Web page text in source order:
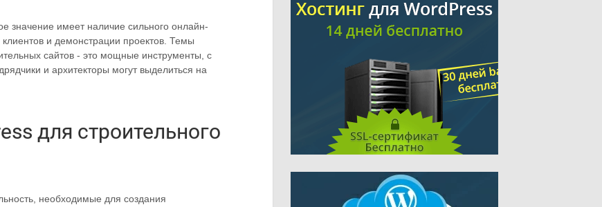
значение имеет наличие сильного онлайн-
и демонстрации проектов. Темы
сайтов - это мощные инструменты, с
и архитекторы могут выделиться на
для строительного
необходимые для создания